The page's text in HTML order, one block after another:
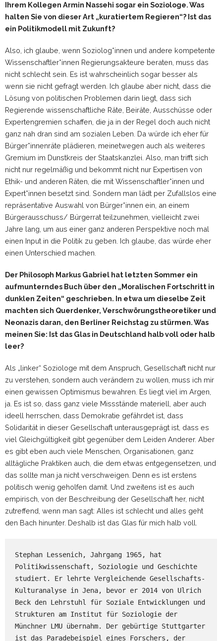
Ihrem Kollegen Armin Nassehi sogar ein Soziologe. Was
halten Sie von dieser Art „kuratiertem Regieren“? Ist das
ein Politikmodell mit Zukunft?
Also, ich glaube, wenn Soziolog*innen und andere kompetente
Wissenschaftler*innen Regierungsakteure beraten, muss das
nicht schlecht sein. Es ist wahrscheinlich sogar besser als
wenn sie nicht gefragt werden. Ich glaube aber nicht, dass die
Lösung von politischen Problemen darin liegt, dass sich
Regierende wissenschaftliche Räte, Beiräte, Ausschüsse oder
Expertengremien schaffen, die ja in der Regel doch auch nicht
ganz nah dran sind am sozialen Leben. Da würde ich eher für
Bürger*innenräte plädieren, meinetwegen auch als weiteres
Gremium im Dunstkreis der Staatskanzlei. Also, man trifft sich
nicht nur regelmäßig und bekommt nicht nur Expertisen von
Ethik- und anderen Räten, die mit Wissenschaftler*innen und
Expert*innen besetzt sind. Sondern man lädt per Zufallslos eine
repräsentative Auswahl von Bürger*innen ein, an einem
Bürgerausschuss/ Bürgerrat teilzunehmen, vielleicht zwei
Jahre lang, um aus einer ganz anderen Perspektive noch mal
einen Input in die Politik zu geben. Ich glaube, das würde eher
einen Unterschied machen.
Der Philosoph Markus Gabriel hat letzten Sommer ein
aufmunterndes Buch über den „Moralischen Fortschritt in
dunklen Zeiten“ geschrieben. In etwa um dieselbe Zeit
machten sich Querdenker, Verschwörungstheoretiker und
Neonazis daran, den Berliner Reichstag zu stürmen. Was
meinen Sie: Ist das Glas in Deutschland halb voll oder halb
leer?
Als „linker“ Soziologe mit dem Anspruch, Gesellschaft nicht nur
zu verstehen, sondern auch verändern zu wollen, muss ich mir
einen gewissen Optimismus bewahren. Es liegt viel im Argen,
ja. Es ist so, dass ganz viele Missstände materiell, aber auch
ideell herrschen, dass Demokratie gefährdet ist, dass
Solidarität in dieser Gesellschaft unterausgeprägt ist, dass es
viel Gleichgültigkeit gibt gegenüber dem Leiden Anderer. Aber
es gibt eben auch viele Menschen, Organisationen, ganz
alltägliche Praktiken auch, die dem etwas entgegensetzen, und
das sollte man ja nicht verschweigen. Denn es ist erstens
politisch wenig geholfen damit. Und zweitens ist es auch
empirisch, von der Beschreibung der Gesellschaft her, nicht
zutreffend, wenn man sagt: Alles ist schlecht und alles geht
den Bach hinunter. Deshalb ist das Glas für mich halb voll.
Stephan Lessenich, Jahrgang 1965, hat
Politikwissenschaft, Soziologie und Geschichte
studiert. Er lehrte Vergleichende Gesellschafts-
Kulturanalyse in Jena, bevor er 2014 von Ulrich
Beck den Lehrstuhl für Soziale Entwicklungen und
Strukturen am Institut für Soziologie der
Münchner LMU übernahm. Der gebürtige Stuttgarter
ist das Paradebeispiel eines Forschers, der